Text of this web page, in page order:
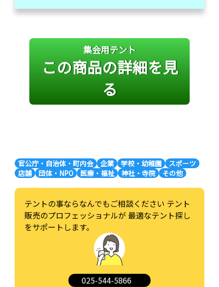
集会用テント
この商品の詳細を見
る
官公庁・自治体・町内会 企業 学校・幼稚園
スポーツ
店舗
団体・NPO 医療・福祉 神社・寺院 その他
テントの事ならなんでもご相談ください テント
販売のプロフェッショナルが 最適なテント探し
をサポートします。
025-544-5866